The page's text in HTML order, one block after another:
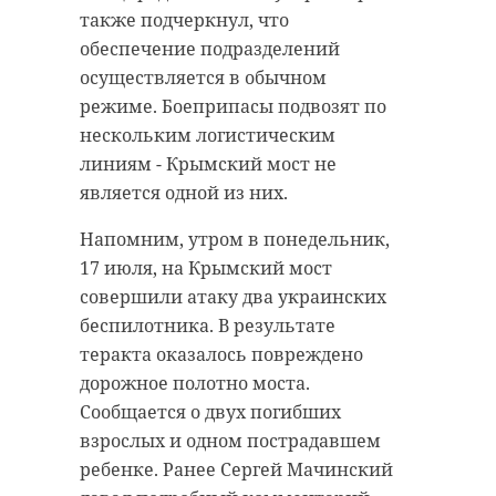
также подчеркнул, что
обеспечение подразделений
осуществляется в обычном
режиме. Боеприпасы подвозят по
нескольким логистическим
линиям - Крымский мост не
является одной из них.
Напомним, утром в понедельник,
17 июля, на Крымский мост
совершили атаку два украинских
беспилотника. В результате
теракта оказалось повреждено
дорожное полотно моста.
Сообщается о двух погибших
взрослых и одном пострадавшем
ребенке. Ранее Сергей Мачинский
гимназия в Гатчине,
или школа в
Кингисеппе или в
Лодейном Поле. У нас
полностью
обеспечено
финансирование на
все выплаты не
только заработной
платы, а вообще все
выплаты, по
которым мы приняли
бюджет. Более того, я
эту информацию
получил буквально
перед эфиром и